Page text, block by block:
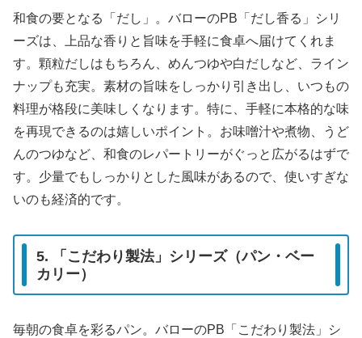
和食の要となる「だし」。バローのPB「だし香る」シリ
ーズは、上品な香りと旨味を手軽に食卓へ届けてくれま
す。顆粒だしはもちろん、めんつゆや白だしなど、ライン
ナップも充実。素材の旨味をしっかり引き出し、いつもの
料理が格段に美味しくなります。特に、手軽に本格的な味
を再現できるのは嬉しいポイント。お味噌汁や煮物、うど
んのつゆなど、和食のレパートリーがぐっと広がるはずで
す。少量でもしっかりとした風味があるので、使いすぎな
いのも経済的です。
5. 「こだわり製法」シリーズ（パン・ベー
カリー）
毎朝の食卓を彩るパン。バローのPB「こだわり製法」シ